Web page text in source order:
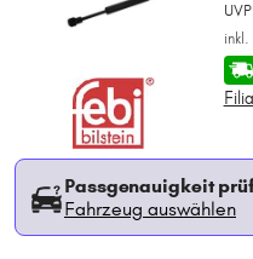
Passgenauigkeit
Fahrzeug auswählen